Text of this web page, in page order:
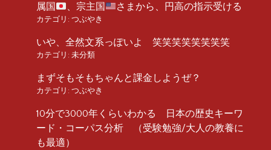
属国 、宗主国 さまから、円高の指示受ける
カテゴリ: つぶやき
いや、全然文系っぽいよ 笑笑笑笑笑笑笑笑
カテゴリ: 未分類
まずそもそもちゃんと課金しようぜ？
カテゴリ: つぶやき
10分で3000年くらいわかる 日本の歴史キーワ
ード・コーパス分析 （受験勉強/大人の教養に
も最適）